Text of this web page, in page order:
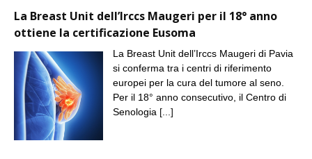
La Breast Unit dell’Irccs Maugeri per il 18° anno
ottiene la certificazione Eusoma
La Breast Unit dell’Irccs Maugeri di Pavia
si conferma tra i centri di riferimento
europei per la cura del tumore al seno.
Per il 18° anno consecutivo, il Centro di
Senologia [...]